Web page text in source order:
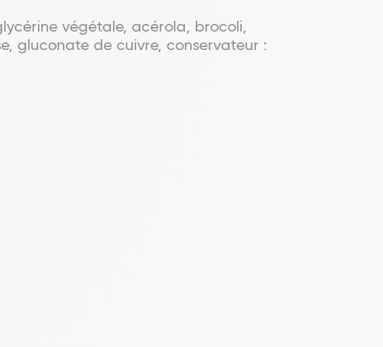
végétale, acérola, brocoli,
gluconate de cuivre, conservateur :